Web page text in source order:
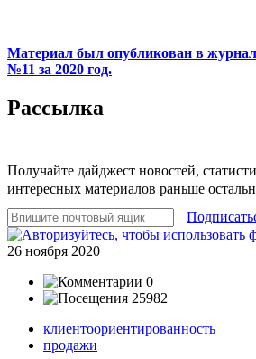
Материал был опубликован в
№11 за 2020 год.
Рассылка
Получайте дайджест новостей,
интересных материалов раньше
26 ноября 2020
0
25982
клиентоориентированность
продажи